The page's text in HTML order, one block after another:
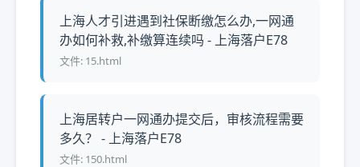
上海人才引进遇到社保断缴怎么办,一网通
办如何补救,补缴算连续吗 - 上海落户E78
文件: 15.html
上海居转户一网通办提交后，审核流程需要
多久？ - 上海落户E78
文件: 150.html